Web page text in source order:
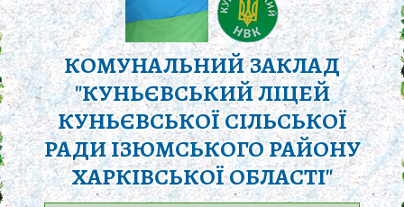
КОМУНАЛЬНИЙ ЗАКЛАД
"КУНЬЄВСЬКИЙ ЛІЦЕЙ
КУНЬЄВСЬКОЇ СІЛЬСЬКОЇ
РАДИ ІЗЮМСЬКОГО РАЙОНУ
ХАРКІВСЬКОЇ ОБЛАСТІ"